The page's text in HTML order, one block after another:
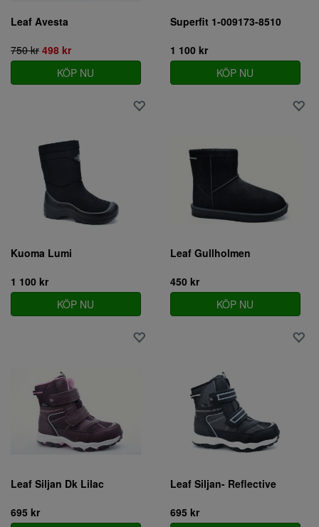
Leaf Avesta
750 kr 498 kr
KÖP NU
Superfit 1-009173-8510
1 100 kr
KÖP NU
Kuoma Lumi
1 100 kr
KÖP NU
Leaf Gullholmen
450 kr
KÖP NU
Leaf Siljan Dk Lilac
695 kr
Leaf Siljan- Reflective
695 kr